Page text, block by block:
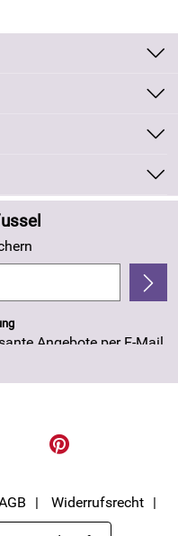
Angebote per E-Mail
Einwilligung zur
für Werbezwecke kann
Widerrufsrecht